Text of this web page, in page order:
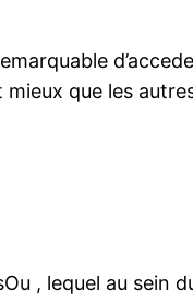
que les
, lequel au sein